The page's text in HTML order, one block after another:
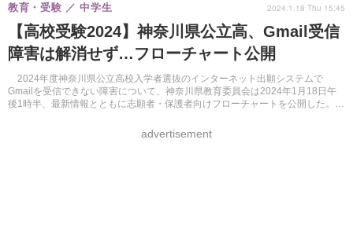
共通テスト 夏休み
8月開催イベント・WS 全国公立高校 過去問 人気記事
自由研究教材（小学生向け） 自由研究教材（中学生向け） ランキング
【高校受験2024】神奈川県公立高、Gmail受信
障害は解消せず…フローチャート公開
2024年度神奈川県公立高校入学者選抜のインターネット出願システムで
Gmailを受信できない障害について、神奈川県教育委員会は2024年1月18日午
後1時半、最新情報とともに志願者・保護者向けフローチャートを公開した。メ
教育・受験 中学生
advertisement
2024.1.18 Thu 15:45